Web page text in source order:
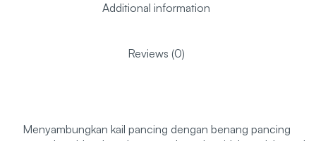
Additional information
Reviews (0)
Menyambungkan kail pancing dengan benang pancing